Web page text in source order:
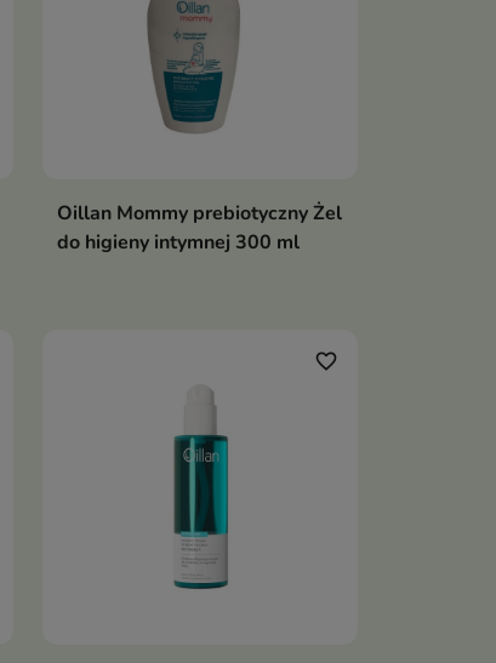
Oillan Mommy prebiotyczny Żel
do higieny intymnej 300 ml
favorite_border